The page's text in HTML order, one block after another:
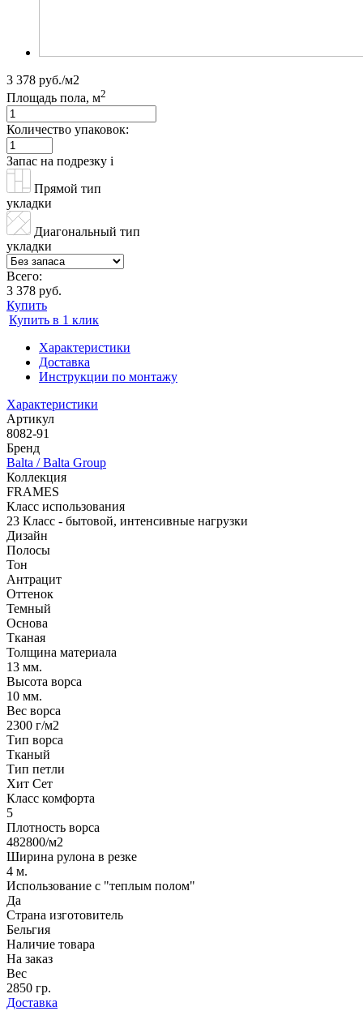
3 378 руб./м2
Площадь пола, м2
Количество упаковок:
Запас на подрезку i
Прямой тип
укладки
Диагональный тип
укладки
Всего:
3 378 руб.
Купить
Купить в 1 клик
Характеристики
Доставка
Инструкции по монтажу
Характеристики
Артикул
8082-91
Бренд
Balta / Balta Group
Коллекция
FRAMES
Класс использования
23 Класс - бытовой, интенсивные нагрузки
Дизайн
Полосы
Тон
Антрацит
Оттенок
Темный
Основа
Тканая
Толщина материала
13 мм.
Высота ворса
10 мм.
Вес ворса
2300 г/м2
Тип ворса
Тканый
Тип петли
Хит Сет
Класс комфорта
5
Плотность ворса
482800/м2
Ширина рулона в резке
4 м.
Использование с "теплым полом"
Да
Страна изготовитель
Бельгия
Наличие товара
На заказ
Вес
2850 гр.
Доставка